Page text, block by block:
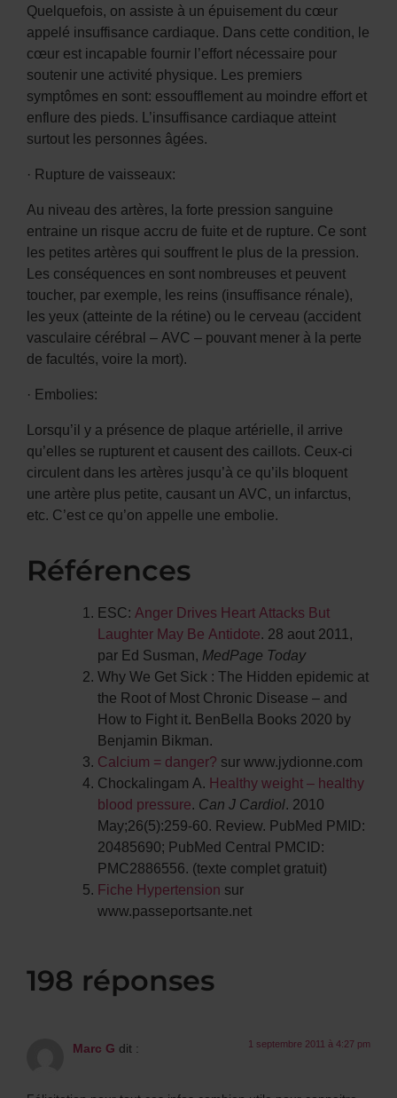
Quelquefois, on assiste à un épuisement du cœur
appelé insuffisance cardiaque. Dans cette condition, le
cœur est incapable fournir l’effort nécessaire pour
soutenir une activité physique. Les premiers
symptômes en sont: essoufflement au moindre effort et
enflure des pieds. L’insuffisance cardiaque atteint
surtout les personnes âgées.
· Rupture de vaisseaux:
Au niveau des artères, la forte pression sanguine
entraine un risque accru de fuite et de rupture. Ce sont
les petites artères qui souffrent le plus de la pression.
Les conséquences en sont nombreuses et peuvent
toucher, par exemple, les reins (insuffisance rénale),
les yeux (atteinte de la rétine) ou le cerveau (accident
vasculaire cérébral – AVC – pouvant mener à la perte
de facultés, voire la mort).
· Embolies:
Lorsqu’il y a présence de plaque artérielle, il arrive
qu’elles se rupturent et causent des caillots. Ceux-ci
circulent dans les artères jusqu’à ce qu’ils bloquent
une artère plus petite, causant un AVC, un infarctus,
etc. C’est ce qu’on appelle une embolie.
Références
ESC: Anger Drives Heart Attacks But
Laughter May Be Antidote. 28 aout 2011,
par Ed Susman, MedPage Today
Why We Get Sick : The Hidden epidemic at
the Root of Most Chronic Disease – and
How to Fight it. BenBella Books 2020 by
Benjamin Bikman.
Calcium = danger? sur www.jydionne.com
Chockalingam A. Healthy weight – healthy
blood pressure. Can J Cardiol. 2010
May;26(5):259-60. Review. PubMed PMID:
20485690; PubMed Central PMCID:
PMC2886556. (texte complet gratuit)
Fiche Hypertension sur
www.passeportsante.net
198 réponses
Marc G dit : 1 septembre 2011 à 4:27 pm